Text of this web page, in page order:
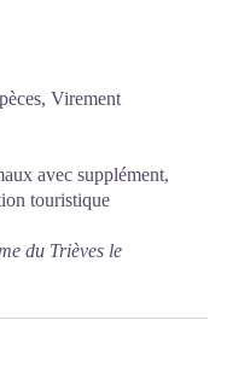
Virement
avec supplément,
touristique
du Trièves le